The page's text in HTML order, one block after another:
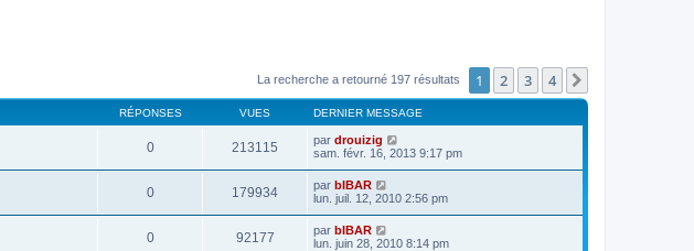
La recherche a retourné 197 résultats 1 2 3 4
RÉPONSES VUES DERNIER MESSAGE
0 213115 par drouizig
sam. févr. 16, 2013 9:17 pm
0 179934 par bIBAR
lun. juil. 12, 2010 2:56 pm
0 92177 par bIBAR
lun. juin 28, 2010 8:14 pm